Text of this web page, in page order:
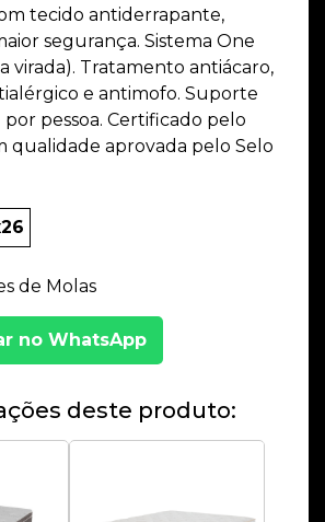
tecido antiderrapante,
segurança. Sistema One
virada). Tratamento antiácaro,
e antimofo. Suporte
por pessoa. Certificado pelo
qualidade aprovada pelo Selo
de Molas
no WhatsApp
deste produto: